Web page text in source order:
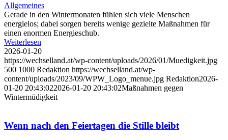
Allgemeines
Gerade in den Wintermonaten fühlen sich viele Menschen
energielos; dabei sorgen bereits wenige gezielte Maßnahmen für
einen enormen Energieschub.
Weiterlesen
2026-01-20
https://wechselland.at/wp-content/uploads/2026/01/Muedigkeit.jpg
500 1000 Redaktion https://wechselland.at/wp-
content/uploads/2023/09/WPW_Logo_menue.jpg Redaktion2026-
01-20 20:43:022026-01-20 20:43:02Maßnahmen gegen
Wintermüdigkeit
Wenn nach den Feiertagen die Stille bleibt